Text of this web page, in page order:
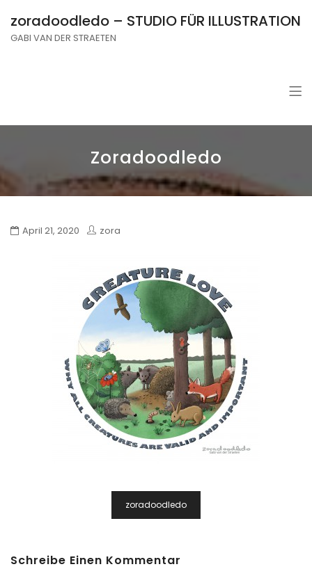
zoradoodledo – STUDIO FÜR ILLUSTRATION
GABI VAN DER STRAETEN
Zoradoodledo
April 21, 2020 zora
Beitragsnavigationzoradoodledo
Schreibe Einen Kommentar